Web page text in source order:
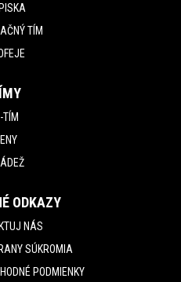
TÍM
TÍM
ODKAZY
NÁS
SÚKROMIA
PODMIENKY